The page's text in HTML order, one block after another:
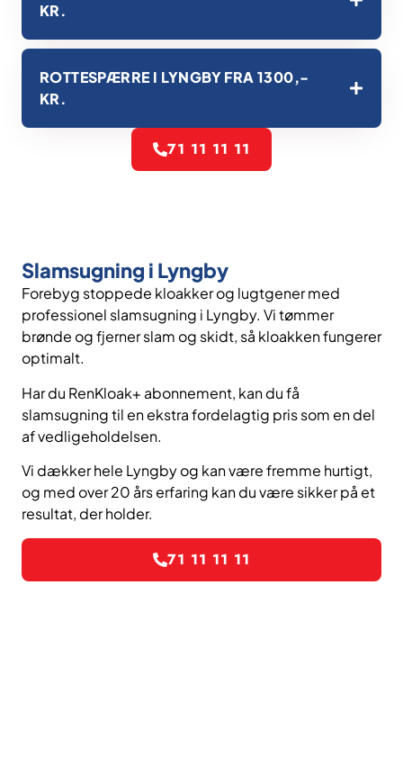
KR.
ROTTESPÆRRE I LYNGBY FRA 1300,-
KR.
71 11 11 11
Slamsugning i Lyngby
Forebyg stoppede kloakker og lugtgener med
professionel slamsugning i Lyngby. Vi tømmer
brønde og fjerner slam og skidt, så kloakken fungerer
optimalt.
Har du RenKloak+ abonnement, kan du få
slamsugning til en ekstra fordelagtig pris som en del
af vedligeholdelsen.
Vi dækker hele Lyngby og kan være fremme hurtigt,
og med over 20 års erfaring kan du være sikker på et
resultat, der holder.
71 11 11 11